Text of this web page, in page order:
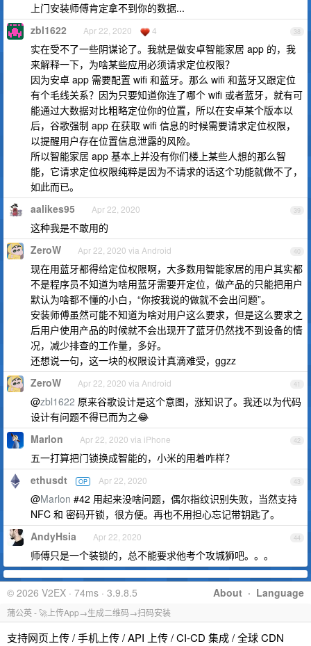
上门安装师傅肯定拿不到你的数据...
38
zbl1622 Apr 22, 2020 4
实在受不了一些阴谋论了。我就是做安卓智能家居 app 的，我
来解释一下，为啥某些应用必须请求定位权限？
因为安卓 app 需要配置 wifi 和蓝牙。那么 wifi 和蓝牙又跟定位
有个毛线关系？因为只要知道你连了哪个 wifi 或者蓝牙，就有可
能通过大数据对比粗略定位你的位置，所以在安卓某个版本以
后，谷歌强制 app 在获取 wifi 信息的时候需要请求定位权限，
以提醒用户存在位置信息泄露的风险。
所以智能家居 app 基本上并没有你们楼上某些人想的那么智
能，它请求定位权限纯粹是因为不请求的话这个功能就做不了，
如此而已。
39
aalikes95 Apr 22, 2020
这种我是不敢用的
40
ZeroW Apr 22, 2020 via Android
现在用蓝牙都得给定位权限啊，大多数用智能家居的用户其实都
不是程序员不知道为啥用蓝牙需要开定位，做产品的只能把用户
默认为啥都不懂的小白，“你按我说的做就不会出问题”。
安装师傅虽然可能不知道为啥对用户这么要求，但是这么要求之
后用户使用产品的时候就不会出现开了蓝牙仍然找不到设备的情
况，减少排查的工作量，多好。
还想说一句，这一块的权限设计真滴难受，ggzz
41
ZeroW Apr 22, 2020 via Android
@zbl1622 原来谷歌设计是这个意图，涨知识了。我还以为代码
设计有问题不得已而为之😂
42
Marlon Apr 22, 2020 via iPhone
五一打算把门锁换成智能的，小米的用着咋样？
43
ethusdt OP Apr 22, 2020
@Marlon #42 用起来没啥问题，偶尔指纹识别失败，当然支持
NFC 和 密码开锁，很方便。再也不用担心忘记带钥匙了。
44
AndyHsia Apr 22, 2020
师傅只是一个装锁的，总不能要求他考个攻城狮吧。。。
About · Language
© 2026 V2EX · 74ms · 3.9.8.5
蒲公英 - 🚀上传App→生成二维码→扫码安装
支持网页上传 / 手机上传 / API 上传 / CI-CD 集成 / 全球 CDN